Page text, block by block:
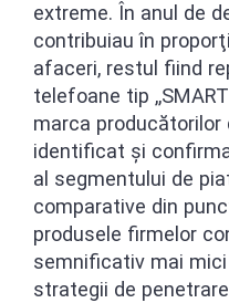
extreme. În anul de
contribuiau în
afaceri, restul fiind
telefoane tip
marca producătorilor
identificat şi
al segmentului de
comparative din
produsele firmelor
semnificativ mai
strategii de